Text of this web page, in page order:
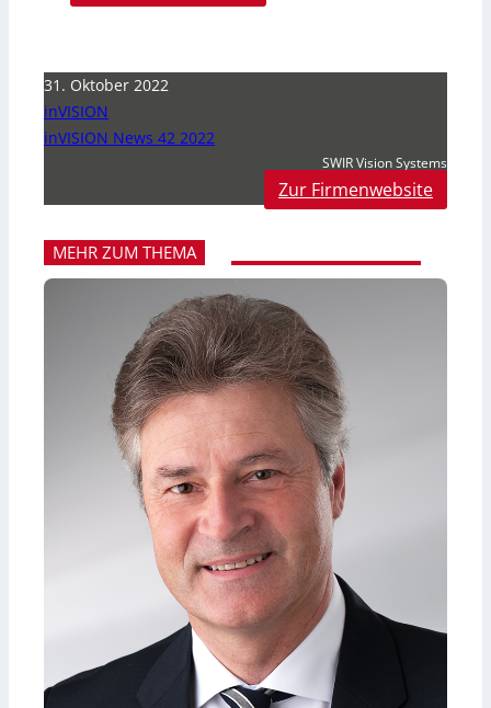
31. Oktober 2022
inVISION
inVISION News 42 2022
SWIR Vision Systems
Zur Firmenwebsite
MEHR ZUM THEMA